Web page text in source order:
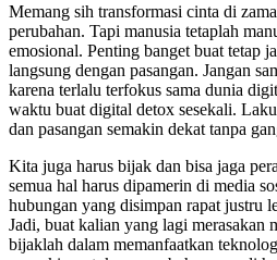
Memang sih transformasi cinta di
perubahan. Tapi manusia tetaplah
emosional. Penting banget buat tetap
langsung dengan pasangan. Jangan
karena terlalu terfokus sama dunia
waktu buat digital detox sesekali.
dan pasangan semakin dekat tanpa
Kita juga harus bijak dan bisa jaga
semua hal harus dipamerin di media
hubungan yang disimpan rapat justru
Jadi, buat kalian yang lagi merasakan
bijaklah dalam memanfaatkan